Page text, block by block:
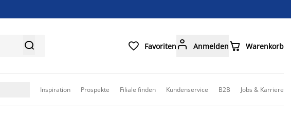
  Favoriten  Anmelden Warenkorb
Inspiration Prospekte Filiale finden Kundenservice B2B Jobs & Karriere